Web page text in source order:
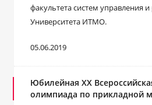
факультета систем управления
Университета ИТМО.
05.06.2019
Юбилейная XX
олимпиада по прикладной